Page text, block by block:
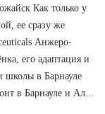
Как только у
ее сразу же
Анжеро-
его адаптация и
школы в Барнауле
в Барнауле и Ал...